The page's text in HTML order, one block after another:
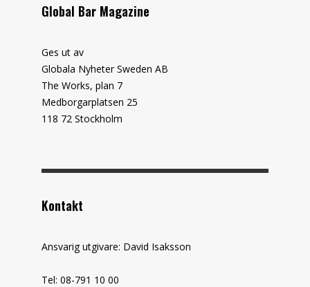
Global Bar Magazine
Ges ut av
Globala Nyheter Sweden AB
The Works, plan 7
Medborgarplatsen 25
118 72 Stockholm
Kontakt
Ansvarig utgivare: David Isaksson
Tel: 08-791 10 00